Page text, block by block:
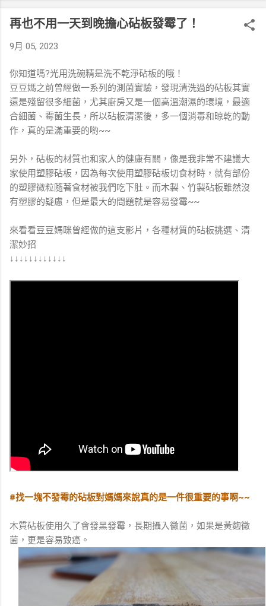
熱騰騰的營養豆漿！ 解密黃豆浸泡：黃金比例 1：3 與真空加
速法 泡豆的關鍵在於水要足： 1 份黃豆配 3 份水。 黃豆浸泡後
導致吸水不均，口感就會打折扣～足夠的水量也能更有效地溶
出造成脹氣的低聚醣與影響營養吸收的植酸喲～ 善用真空保鮮
盒，縮短一半浸泡時間 如果你家有真空保鮮盒，推薦大家可以
用真空保鮮盒來泡黃豆。因為在負壓真空狀態下，水分會被
「壓」進黃豆細小的孔隙裡，浸泡的速度會比一般盒子快。原
本需要泡 6-8 小時，在真空盒裡可能 4 小時就達到飽和了喲 ~
但是使用真空保鮮盒時要特別注意：要確保妳的食材加水後，
不要超過保鮮盒容量的 7 分滿，要預留豆子長大的空間，才不
會把蓋子頂開喔！ 重點筆記：為什麼「泡豆水」一定要倒掉？
⚠️ 重點筆記：泡豆的水，一定要倒掉！ 千萬不要覺得那碗黃黃
濃濃的水是精華，其實裡面藏著： 低聚醣 ：這是脹氣的元兇。
對於腸胃敏感的小孩或像我一樣容易脹氣的人，喝了這碗水打
的豆漿，肚子很容易「咕嚕咕嚕」叫，甚至腹脹不適。 植酸
：它會與鈣、鐵、鋅等礦物質結合，降低營養吸收率。倒掉這
碗水，等於是解開營養的封印。 夏季防變質小提醒：泡豆請務
藏，才不會發酵變質喔！ 個人口感分享：生豆直磨 vs. 蒸熟再
再也不用一天到晚擔心砧板發霉了！
9月 05, 2023
你知道嗎?光用洗碗精是洗不乾淨砧板的哦！
豆豆媽之前曾經做一系列的測菌實驗，發現清洗過的砧板其實
還是殘留很多細菌，尤其廚房又是一個高溫潮濕的環境，最適
合細菌、霉菌生長，所以砧板清潔後，多一個消毒和晾乾的動
作，真的是滿重要的喲~~
另外，砧板的材質也和家人的健康有關，像是我非常不建議大
家使用塑膠砧板，因為每次使用塑膠砧板切食材時，就有部份
的塑膠微粒隨著食材被我們吃下肚。而木製、竹製砧板雖然沒
有塑膠的疑慮，但是最大的問題就是容易發霉~~
來看看豆豆媽咪曾經做的這支影片，各種材質的砧板挑選、清
潔妙招
↓↓↓↓↓↓↓↓↓↓↓↓
#找一塊不發霉的砧板對媽媽來說真的是一件很重要的事啊~~
木質砧板使用久了會發黑發霉，長期攝入黴菌，如果是黃麴黴
菌，更是容易致癌。